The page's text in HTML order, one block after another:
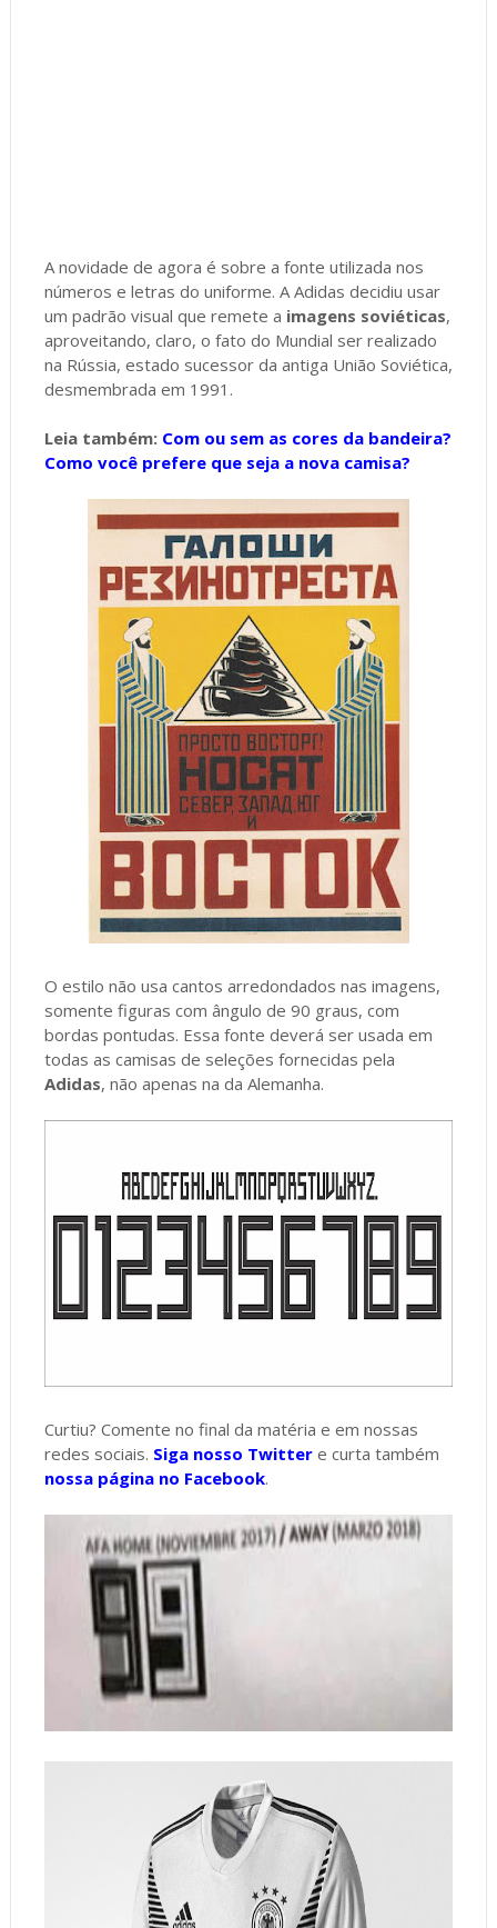
A novidade de agora é sobre a fonte utilizada nos
números e letras do uniforme. A Adidas decidiu usar
um padrão visual que remete a imagens soviéticas,
aproveitando, claro, o fato do Mundial ser realizado
na Rússia, estado sucessor da antiga União Soviética,
desmembrada em 1991.
Leia também: Com ou sem as cores da bandeira?
Como você prefere que seja a nova camisa?
O estilo não usa cantos arredondados nas imagens,
somente figuras com ângulo de 90 graus, com
bordas pontudas. Essa fonte deverá ser usada em
todas as camisas de seleções fornecidas pela
Adidas, não apenas na da Alemanha.
Curtiu? Comente no final da matéria e em nossas
redes sociais. Siga nosso Twittere curta também
nossa página no Facebook.